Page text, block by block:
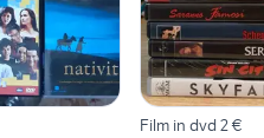
Film in dvd 2 €